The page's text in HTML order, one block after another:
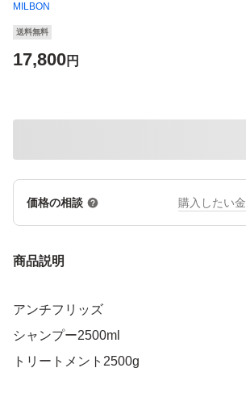
MILBON
送料無料
17,800円
価格の相談
商品説明
アンチフリッズ
シャンプー2500ml
トリートメント2500g